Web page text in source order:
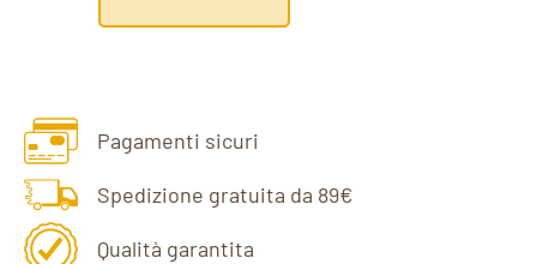
Pagamenti sicuri
Spedizione gratuita da 89€
Qualità garantita